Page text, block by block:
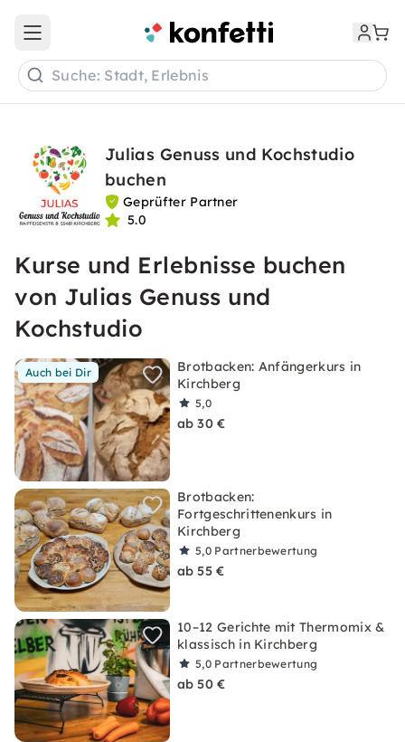
Open main menu
Suche: Stadt, Erlebnis
Julias Genuss und Kochstudio
buchen
Geprüfter Partner
5.0
Kurse und Erlebnisse buchen
von Julias Genuss und
Kochstudio
Auch bei Dir
Brotbacken: Anfängerkurs in
Kirchberg
5,0
ab 30 €
Brotbacken:
Fortgeschrittenenkurs in
Kirchberg
5,0 Partnerbewertung
ab 55 €
10–12 Gerichte mit Thermomix &
klassisch in Kirchberg
5,0 Partnerbewertung
ab 50 €